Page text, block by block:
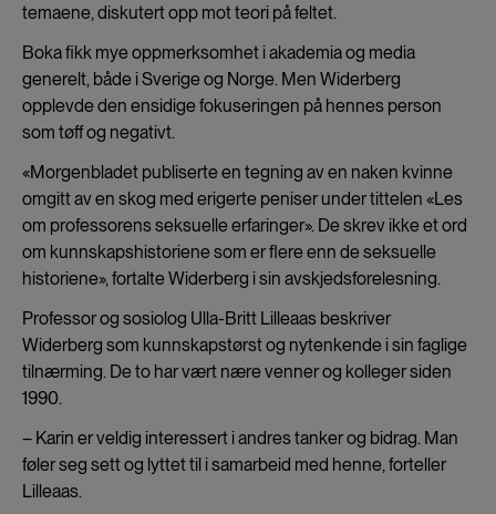
temaene, diskutert opp mot teori på feltet.
Boka fikk mye oppmerksomhet i akademia og media
generelt, både i Sverige og Norge. Men Widerberg
opplevde den ensidige fokuseringen på hennes person
som tøff og negativt.
«Morgenbladet publiserte en tegning av en naken kvinne
omgitt av en skog med erigerte peniser under tittelen «Les
om professorens seksuelle erfaringer». De skrev ikke et ord
om kunnskapshistoriene som er flere enn de seksuelle
historiene», fortalte Widerberg i sin avskjedsforelesning.
Professor og sosiolog Ulla-Britt Lilleaas beskriver
Widerberg som kunnskapstørst og nytenkende i sin faglige
tilnærming. De to har vært nære venner og kolleger siden
1990.
– Karin er veldig interessert i andres tanker og bidrag. Man
føler seg sett og lyttet til i samarbeid med henne, forteller
Lilleaas.